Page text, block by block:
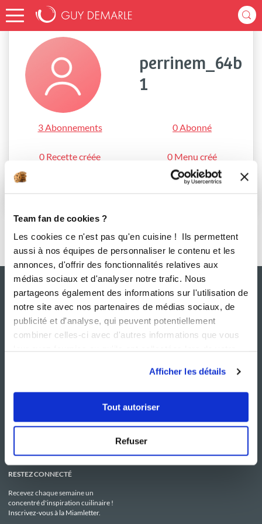
Team fan de cookies ?
Les cookies ce n'est pas qu'en cuisine ! Ils permettent
aussi à nos équipes de personnaliser le contenu et les
annonces, d'offrir des fonctionnalités relatives aux
médias sociaux et d'analyser notre trafic. Nous
partageons également des informations sur l'utilisation de
notre site avec nos partenaires de médias sociaux, de
publicité et d'analyse, qui peuvent potentiellement
combiner celles-ci avec d'autres informations que vous
Afficher les détails
Tout autoriser
Refuser
Accueil perrinem_64b1
perrinem_64b
1
3 Abonnements 0 Abonné
0 Recette créée 0 Menu créé
Le Mag'
Boutique
C.G.U
Politique de confidentialité
Utilisation des Cookies
RESTEZ CONNECTÉ
Recevez chaque semaine un
concentré d'inspiration cuilinaire !
Inscrivez-vous à la Miamletter.